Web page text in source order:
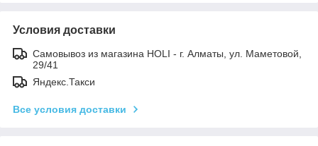
Условия доставки
Самовывоз из магазина HOLI - г. Алматы, ул. Маметовой,
29/41
Яндекс.Такси
Все условия доставки